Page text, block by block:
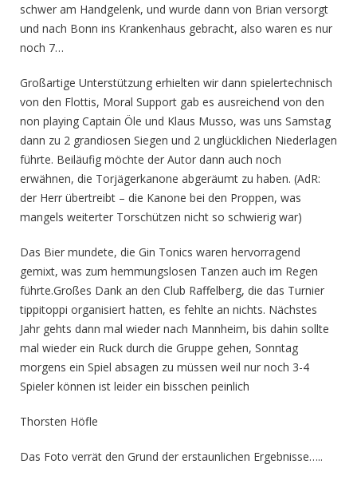
schwer am Handgelenk, und wurde dann von Brian versorgt
und nach Bonn ins Krankenhaus gebracht, also waren es nur
noch 7…
Großartige Unterstützung erhielten wir dann spielertechnisch
von den Flottis, Moral Support gab es ausreichend von den
non playing Captain Öle und Klaus Musso, was uns Samstag
dann zu 2 grandiosen Siegen und 2 unglücklichen Niederlagen
führte. Beiläufig möchte der Autor dann auch noch
erwähnen, die Torjägerkanone abgeräumt zu haben. (AdR:
der Herr übertreibt – die Kanone bei den Proppen, was
mangels weiterter Torschützen nicht so schwierig war)
Das Bier mundete, die Gin Tonics waren hervorragend
gemixt, was zum hemmungslosen Tanzen auch im Regen
führte.Großes Dank an den Club Raffelberg, die das Turnier
tippitoppi organisiert hatten, es fehlte an nichts. Nächstes
Jahr gehts dann mal wieder nach Mannheim, bis dahin sollte
mal wieder ein Ruck durch die Gruppe gehen, Sonntag
morgens ein Spiel absagen zu müssen weil nur noch 3-4
Spieler können ist leider ein bisschen peinlich
Thorsten Höfle
Das Foto verrät den Grund der erstaunlichen Ergebnisse…..